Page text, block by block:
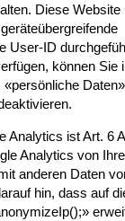
Diese Website
User-ID
können Sie
Analytics ist Art. 6
Analytics von
anderen Daten
hin, dass auf